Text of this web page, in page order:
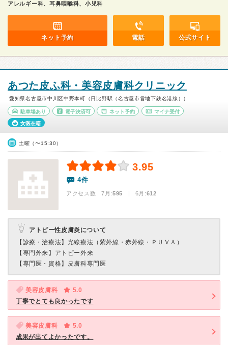
アレルギー科、耳鼻咽喉科、小児科
ネット予約 電話 公式サイト
あつた皮ふ科・美容皮膚科クリニック
愛知県名古屋市中川区中野本町（日比野駅（名古屋市営地下鉄名港線））
駐車場あり 電子決済可 ネット予約 マイナ受付
女医在籍
土曜（〜15:30）
3.95
4件
アクセス数 7月:595 | 6月:612
アトピー性皮膚炎について
【診療・治療法】 光線療法（紫外線・赤外線・ＰＵＶＡ）
【専門外来】 アトピー外来
【専門医・資格】 皮膚科専門医
美容皮膚科
5.0
丁寧でとても良かったです
美容皮膚科
5.0
成果が出てよかったです。